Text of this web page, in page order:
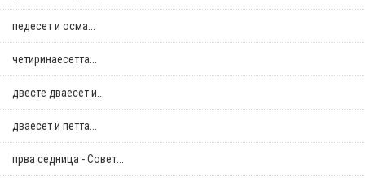
педесет и осма...
четиринаесетта...
двестe дваесет и...
дваесет и петта...
прва седница - Совет...